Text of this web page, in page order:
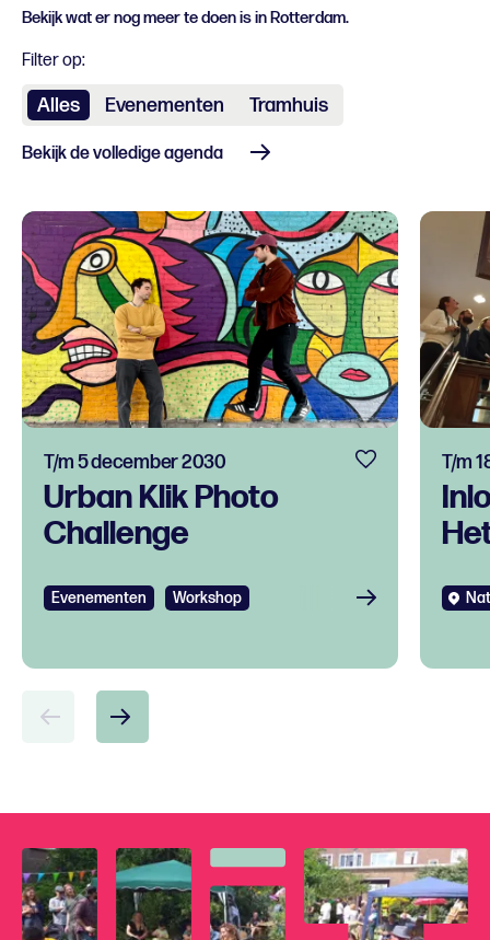
Bekijk wat er nog meer te doen is in Rotterdam.
Filter op:
Alles Evenementen Tramhuis
Bekijk de volledige agenda
Urban Klik Photo
Challenge
T/m 5 december 2030
Evenementen Workshop
T/m